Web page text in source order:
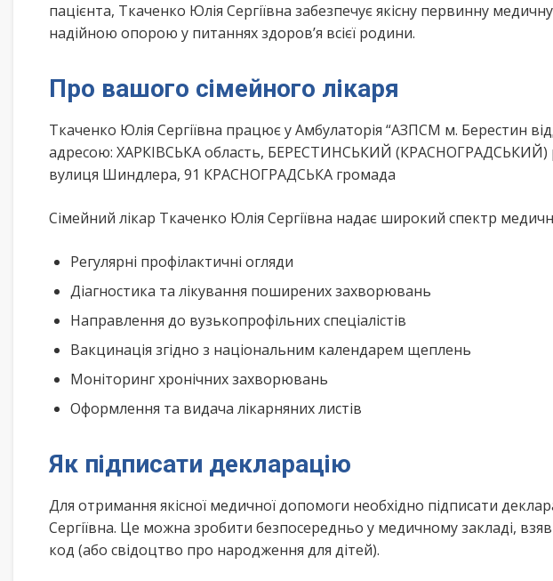
пацієнта, Ткаченко Юлія Сергіївна забезпечує якісну первинну
надійною опорою у питаннях здоров’я всієї родини.
Про вашого сімейного лікаря
Ткаченко Юлія Сергіївна працює у Амбулаторія “АЗПСМ м. Берестин
адресою: ХАРКІВСЬКА область, БЕРЕСТИНСЬКИЙ (КРАСНОГРАДСЬКИЙ)
вулиця Шиндлера, 91 КРАСНОГРАДСЬКА громада
Сімейний лікар Ткаченко Юлія Сергіївна надає широкий спектр
Регулярні профілактичні огляди
Діагностика та лікування поширених захворювань
Направлення до вузькопрофільних спеціалістів
Вакцинація згідно з національним календарем щеплень
Моніторинг хронічних захворювань
Оформлення та видача лікарняних листів
Як підписати декларацію
Для отримання якісної медичної допомоги необхідно підписати
Сергіївна. Це можна зробити безпосередньо у медичному закладі,
код (або свідоцтво про народження для дітей).